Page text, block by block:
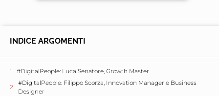
INDICE ARGOMENTI
#DigitalPeople: Luca Senatore, Growth Master
#DigitalPeople: Filippo Scorza, Innovation Manager e Business
Designer